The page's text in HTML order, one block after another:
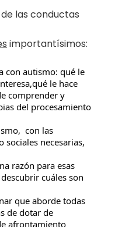
las conductas
importantísimos:
con autismo: qué le
le hace
comprender y
del procesamiento
con las
sociales necesarias,
razón para esas
cuáles son
que aborde todas
de dotar de
afrontamiento